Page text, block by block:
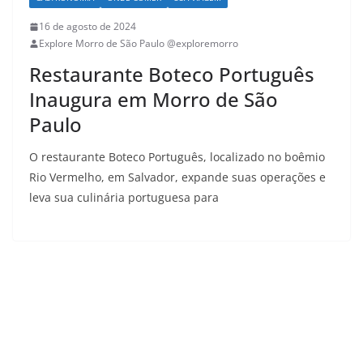
16 de agosto de 2024
Explore Morro de São Paulo @exploremorro
Restaurante Boteco Português
Inaugura em Morro de São
Paulo
O restaurante Boteco Português, localizado no boêmio
Rio Vermelho, em Salvador, expande suas operações e
leva sua culinária portuguesa para